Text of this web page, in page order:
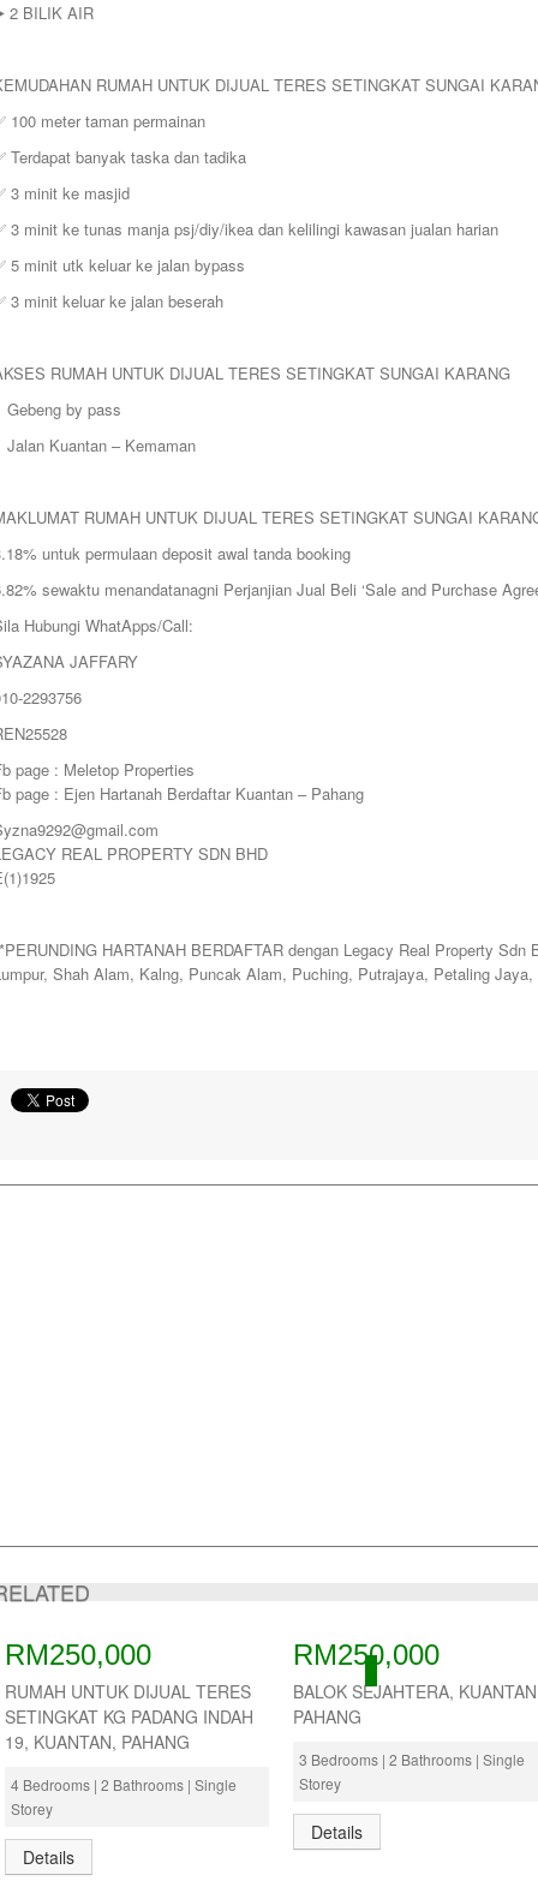
2 BILIK AIR
RUMAH UNTUK DIJUAL TERES SETINGKAT SUNGAI
100 meter taman permainan
Terdapat banyak taska dan tadika
3 minit ke masjid
3 minit ke tunas manja psj/diy/ikea dan kelilingi kawasan jualan harian
5 minit utk keluar ke jalan bypass
3 minit keluar ke jalan beserah
RUMAH UNTUK DIJUAL TERES SETINGKAT SUNGAI KARANG
Gebeng by pass
Jalan Kuantan – Kemaman
RUMAH UNTUK DIJUAL TERES SETINGKAT SUNGAI
untuk permulaan deposit awal tanda booking
sewaktu menandatanagni Perjanjian Jual Beli ‘Sale and Purchase
Hubungi WhatApps/Call:
JAFFARY
2293756
page : Meletop Properties
page : Ejen Hartanah Berdaftar Kuantan – Pahang
REAL PROPERTY SDN BHD
HARTANAH BERDAFTAR dengan Legacy Real Property
Shah Alam, Kalng, Puncak Alam, Puching, Putrajaya, Petaling
RM250,000
RUMAH UNTUK DIJUAL TERES
SETINGKAT KG PADANG INDAH
19, KUANTAN, PAHANG
4 Bedrooms | 2 Bathrooms | Single
Storey
Details
ACTIVE
RM250,000
BALOK SEJAHTERA, KUANTAN
PAHANG
3 Bedrooms | 2 Bathrooms | Single
Storey
Details